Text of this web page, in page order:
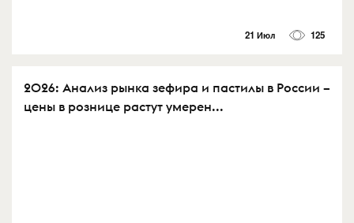
21 Июл 125
2026: Анализ рынка зефира и пастилы в России –
цены в рознице растут умерен...